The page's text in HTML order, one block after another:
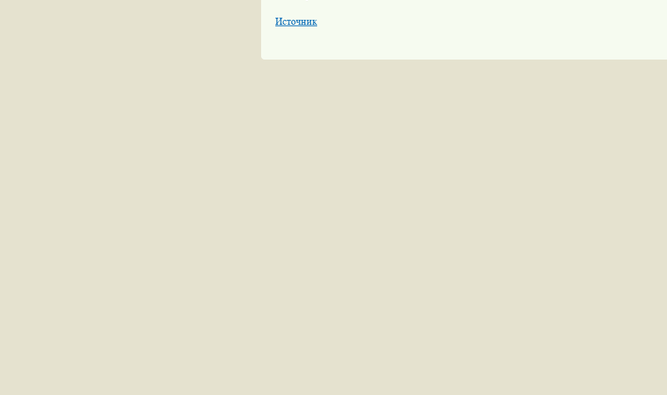
Источник